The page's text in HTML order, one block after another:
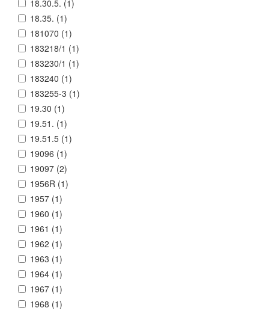
18.30.5. (1)
18.35. (1)
181070 (1)
183218/1 (1)
183230/1 (1)
183240 (1)
183255-3 (1)
19.30 (1)
19.51. (1)
19.51.5 (1)
19096 (1)
19097 (2)
1956R (1)
1957 (1)
1960 (1)
1961 (1)
1962 (1)
1963 (1)
1964 (1)
1967 (1)
1968 (1)